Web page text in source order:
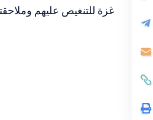
غزة للتنغيص عليهم